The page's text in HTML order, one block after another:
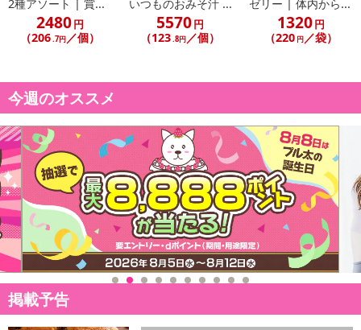
こちらの情報は2026-07-09 14:13:35.0 での情報となります。
2種アソート | 賞...
2480円
（206 .7円／個）
いつものおみそ汁 ...
5570円
（123 .8円 ／個）
ゼリー | 体内から...
1320円
（220 円 ／袋）
今週のオススメ
掲載予告